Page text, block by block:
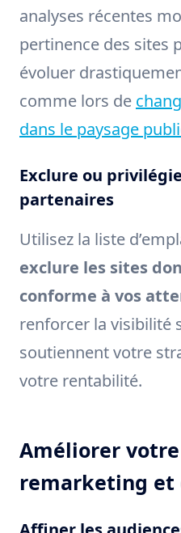
analyses récentes
pertinence des sites
évoluer
comme lors de
dans le paysage
Exclure ou
partenaires
Utilisez la liste
exclure les sites
conforme à vos
renforcer la visibilité
soutiennent votre
votre rentabilité.
Améliorer
remarketing et